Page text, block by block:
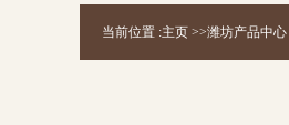
当前位置 :主页 >>潍坊产品中心